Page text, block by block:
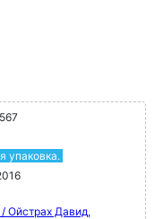
упаковка.
Ойстрах Давид,